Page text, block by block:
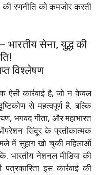
रणनीति को कमजोर करती
भारतीय सेना, युद्ध की
विश्लेषण
ऐसी कार्रवाई है, जो न केवल
से महत्वपूर्ण है, बल्कि
भगवद गीता, और महाभारत
सिंदूर के प्रतीकात्मक
में सुहाग खो चुकी महिलाओं
भारतीय नेशनल मीडिया की
इस कार्रवाई की